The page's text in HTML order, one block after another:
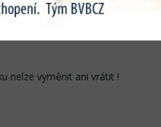
nelze vyměnit ani vrátit !